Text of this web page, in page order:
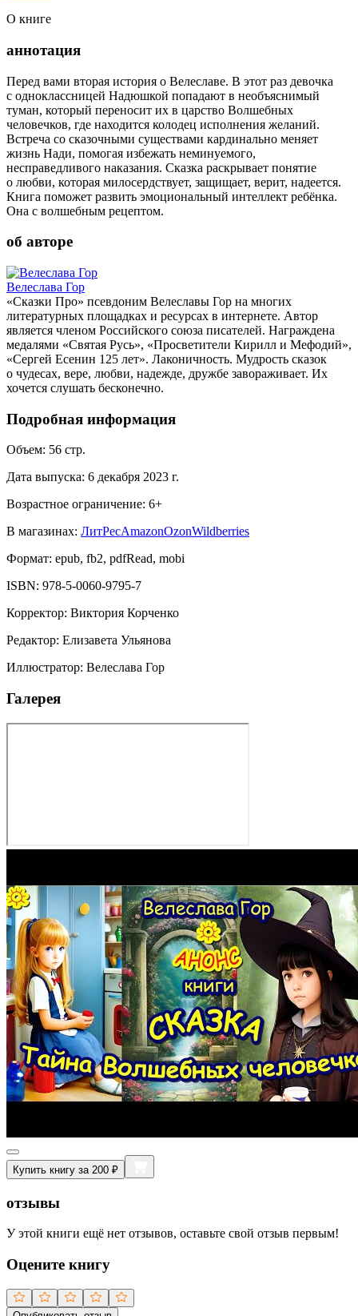
О книге
аннотация
Перед вами вторая история о Велеславе. В этот раз девочка
с одноклассницей Надюшкой попадают в необъяснимый
туман, который переносит их в царство Волшебных
человечков, где находится колодец исполнения желаний.
Встреча со сказочными существами кардинально меняет
жизнь Нади, помогая избежать неминуемого,
несправедливого наказания. Сказка раскрывает понятие
о любви, которая милосердствует, защищает, верит, надеется.
Книга поможет развить эмоциональный интеллект ребёнка.
Она с волшебным рецептом.
об авторе
Велеслава Гор
«Сказки Про» псевдоним Велеславы Гор на многих
литературных площадках и ресурсах в интернете. Автор
является членом Российского союза писателей. Награждена
медалями «Святая Русь», «Просветители Кирилл и Мефодий»,
«Сергей Есенин 125 лет». Лаконичность. Мудрость сказок
о чудесах, вере, любви, надежде, дружбе завораживает. Их
хочется слушать бесконечно.
Подробная информация
Объем: 56 стр.
Дата выпуска: 6 декабря 2023 г.
Возрастное ограничение: 6+
В магазинах: ЛитРесAmazonOzonWildberries
Формат: epub, fb2, pdfRead, mobi
ISBN: 978-5-0060-9795-7
Корректор: Виктория Корченко
Редактор: Елизавета Ульянова
Иллюстратор: Велеслава Гор
Галерея
Купить книгу за 200 ₽
отзывы
У этой книги ещё нет отзывов, оставьте свой отзыв первым!
Оцените книгу